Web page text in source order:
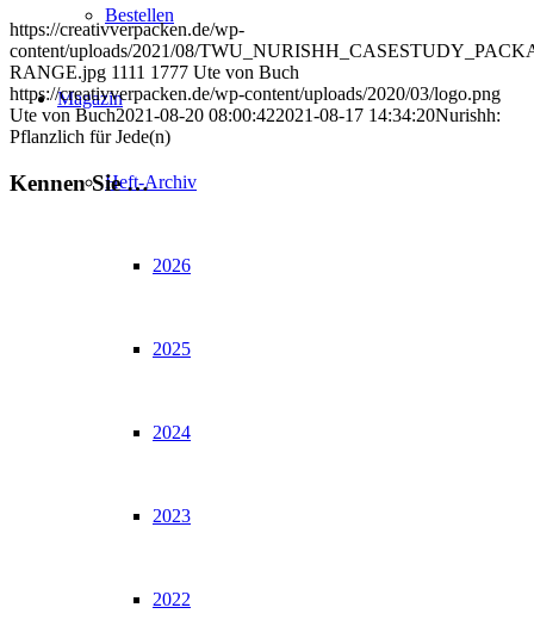
Bestellen
Magazin
Heft-Archiv
2026
2025
2024
2023
2022
https://creativverpacken.de/wp-
content/uploads/2021/08/
RANGE.jpg 1111 1777 Ute von Buch
https://creativverpacken.de/wp-content/uploads/2020/03/logo.png
Ute von Buch2021-08-20 08:00:422021-08-17 14:34:20Nurishh:
Pflanzlich für Jede(n)
Kennen Sie …